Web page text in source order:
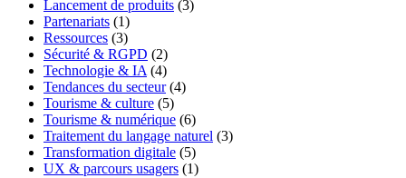
Lancement de produits (3)
Partenariats (1)
Ressources (3)
Sécurité & RGPD (2)
Technologie & IA (4)
Tendances du secteur(4)
Tourisme & culture (5)
Tourisme & numérique (6)
Traitement du langage naturel (3)
Transformation digitale (5)
UX & parcours usagers (1)